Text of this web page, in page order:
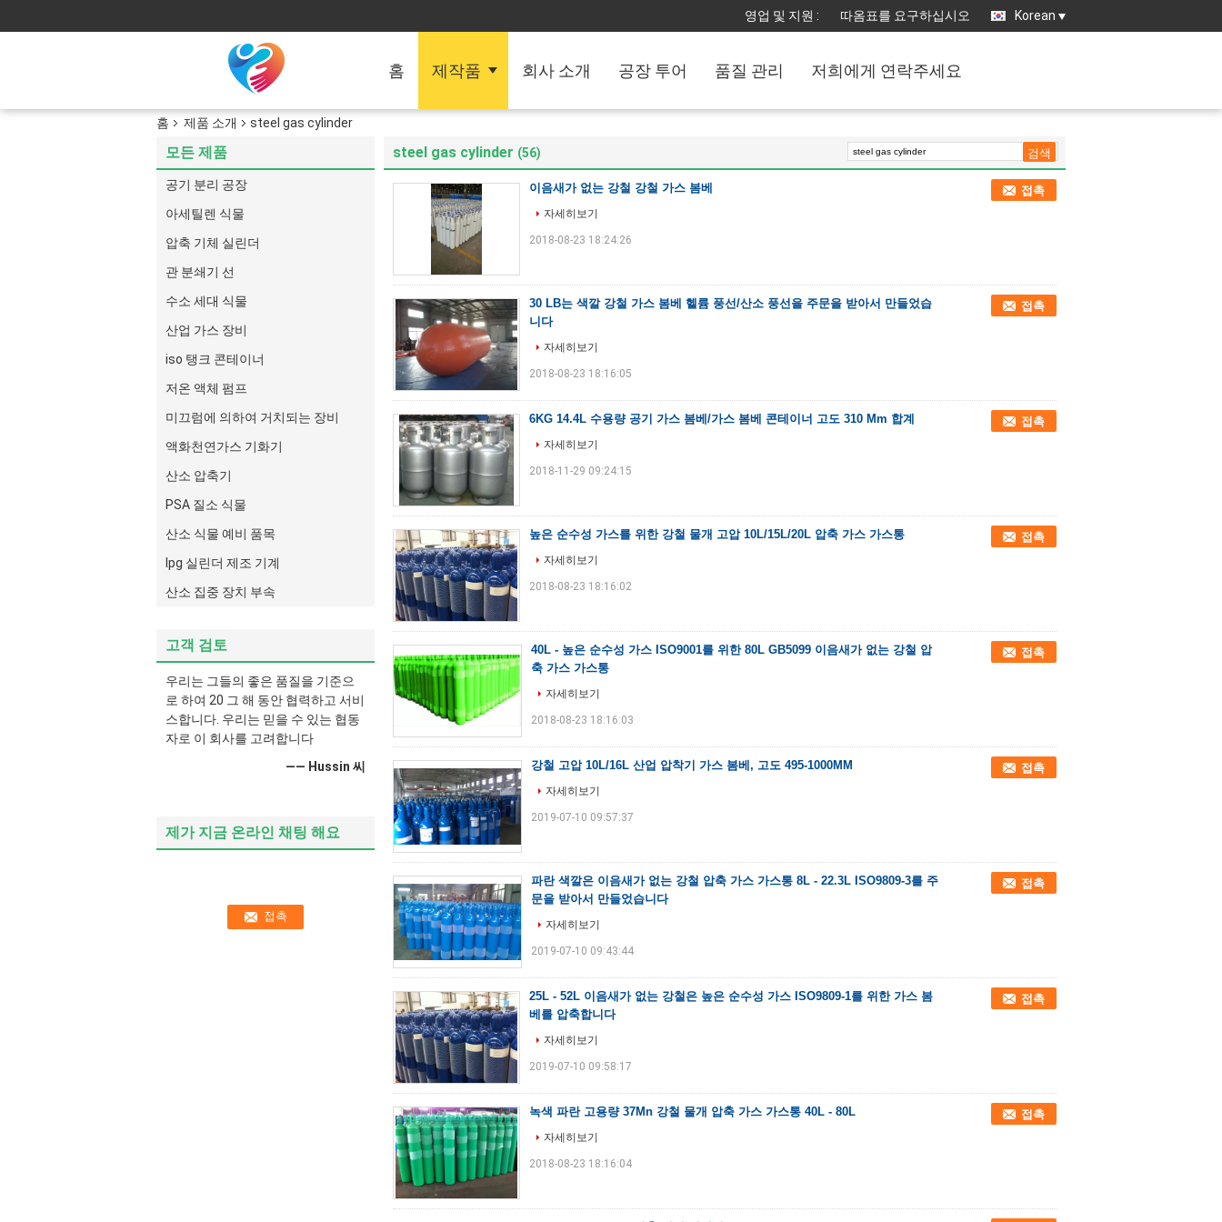
영업 및 지원 : 따옴표를 요구하십시오 Korean
홈 제작품 회사 소개 공장 투어 품질 관리 저희에게 연락주세요
홈 제품 소개 steel gas cylinder
모든 제품
공기 분리 공장
아세틸렌 식물
압축 기체 실린더
관 분쇄기 선
수소 세대 식물
산업 가스 장비
iso 탱크 콘테이너
저온 액체 펌프
미끄럼에 의하여 거치되는 장비
액화천연가스 기화기
산소 압축기
PSA 질소 식물
산소 식물 예비 품목
lpg 실린더 제조 기계
산소 집중 장치 부속
고객 검토
우리는 그들의 좋은 품질을 기준으
로 하여 20 그 해 동안 협력하고 서비
스합니다. 우리는 믿을 수 있는 협동
자로 이 회사를 고려합니다
—— Hussin 씨
제가 지금 온라인 채팅 해요
steel gas cylinder (56)
이음새가 없는 강철 강철 가스 봄베 접촉
자세히보기
2018-08-23 18:24:26
30 LB는 색깔 강철 가스 봄베 헬륨 풍선/산소 풍선을 주문을 받아서 만들었습
니다
접촉
자세히보기
2018-08-23 18:16:05
6KG 14.4L 수용량 공기 가스 봄베/가스 봄베 콘테이너 고도 310 Mm 합계 접촉
자세히보기
2018-11-29 09:24:15
높은 순수성 가스를 위한 강철 물개 고압 10L/15L/20L 압축 가스 가스통 접촉
자세히보기
2018-08-23 18:16:02
40L - 높은 순수성 가스 ISO9001를 위한 80L GB5099 이음새가 없는 강철 압
축 가스 가스통
접촉
자세히보기
2018-08-23 18:16:03
강철 고압 10L/16L 산업 압착기 가스 봄베, 고도 495-1000MM 접촉
자세히보기
2019-07-10 09:57:37
파란 색깔은 이음새가 없는 강철 압축 가스 가스통 8L - 22.3L ISO9809-3를 주
문을 받아서 만들었습니다
접촉
자세히보기
2019-07-10 09:43:44
25L - 52L 이음새가 없는 강철은 높은 순수성 가스 ISO9809-1를 위한 가스 봄
베를 압축합니다
접촉
자세히보기
2019-07-10 09:58:17
녹색 파란 고용량 37Mn 강철 물개 압축 가스 가스통 40L - 80L 접촉
자세히보기
2018-08-23 18:16:04